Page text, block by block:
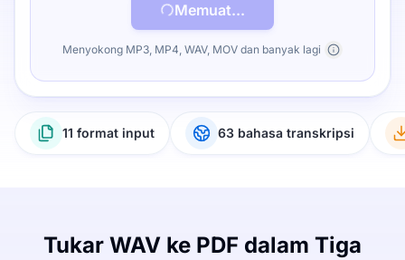
Memuat...
Menyokong MP3, MP4, WAV, MOV dan banyak lagi
11 format input 63 bahasa transkripsi
Tukar WAV ke PDF dalam Tiga